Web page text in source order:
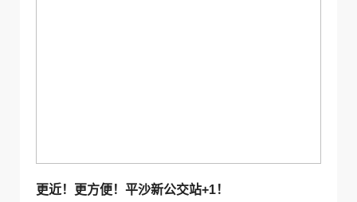
更近！更方便！平沙新公交站+1！